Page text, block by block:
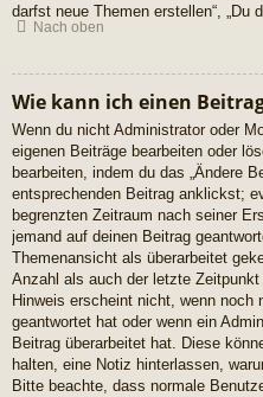
darfst neue Themen erstellen“, „Du
Nach oben
Wie kann ich einen
Wenn du nicht Administrator oder
eigenen Beiträge bearbeiten oder
bearbeiten, indem du das „Ändere
entsprechenden Beitrag anklickst;
begrenzten Zeitraum nach seiner
jemand auf deinen Beitrag
Themenansicht als überarbeitet
Anzahl als auch der letzte
Hinweis erscheint nicht, wenn noch
geantwortet hat oder wenn ein
Beitrag überarbeitet hat. Diese
halten, eine Notiz hinterlassen,
Bitte beachte, dass normale